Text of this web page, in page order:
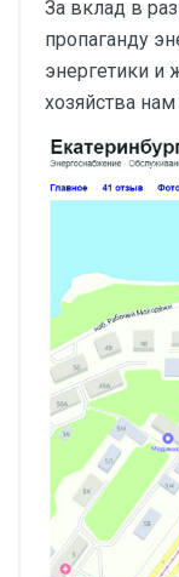
За вклад в
пропаганду
энергетики
хозяйства